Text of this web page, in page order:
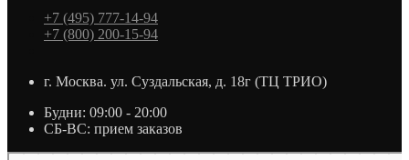
+7 (495) 777-14-94
+7 (800) 200-15-94
г. Москва. ул. Суздальская, д. 18г (ТЦ ТРИО)
Будни: 09:00 - 20:00
СБ-ВС: прием заказов